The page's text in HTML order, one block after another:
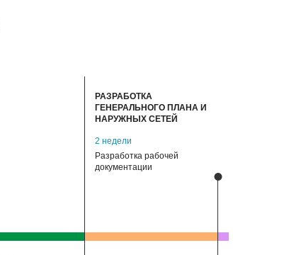
РАЗРАБОТКА
ГЕНЕРАЛЬНОГО ПЛАНА И
НАРУЖНЫХ СЕТЕЙ
2 недели
Разработка рабочей
документации